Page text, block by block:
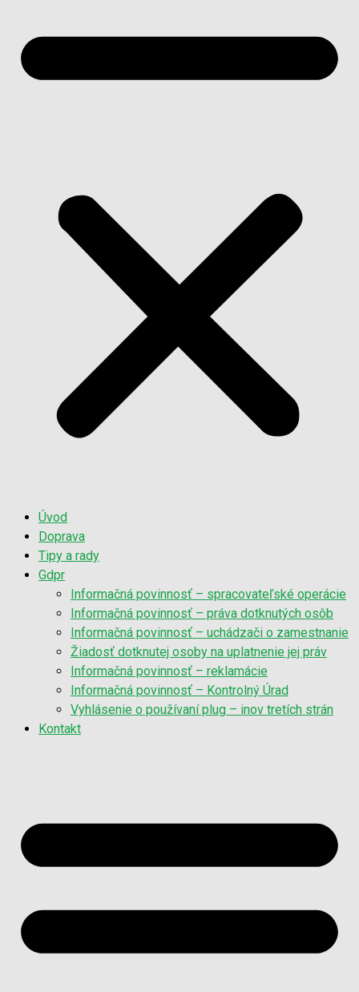
Úvod
Doprava
Tipy a rady
Gdpr
Informačná povinnosť – spracovateľské operácie
Informačná povinnosť – práva dotknutých osôb
Informačná povinnosť – uchádzači o zamestnanie
Žiadosť dotknutej osoby na uplatnenie jej práv
Informačná povinnosť – reklamácie
Informačná povinnosť – Kontrolný Úrad
Vyhlásenie o používaní plug – inov tretích strán
Kontakt